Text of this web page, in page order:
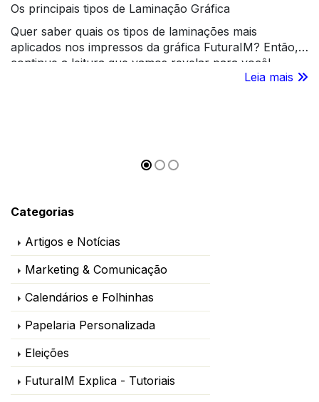
Os principais tipos de Laminação Gráfica
Quer saber quais os tipos de laminações mais
aplicados nos impressos da gráfica FuturaIM? Então,
continue a leitura que vamos revelar para você!
Leia mais
Categorias
Artigos e Notícias
Marketing & Comunicação
Calendários e Folhinhas
Papelaria Personalizada
Eleições
FuturaIM Explica - Tutoriais